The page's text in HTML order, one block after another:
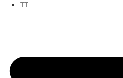
TT